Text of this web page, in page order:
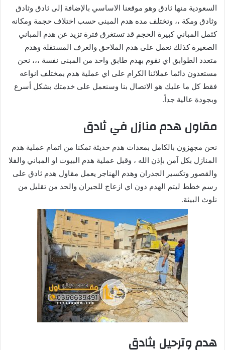
السعودية منها ثادق وهو موقعنا الاساسي بالإضافة إلى ثادق وثادق
وثادق ومكة ،، وتختلف مده هدم المبنى حسب اختلاف حجمة ومكانه
كثمل المباني كبيرة الحجم قد تستغرق فترة تزيد عن هدم المباني
الصغيرة كذلك نعمل على هدم الملاحق والغرف المستقلة وهدم
متعدد الطوابق اي نقوم بهدم طابق واحد من المبنى نفسة ،،، نحن
مستعدون دائما عملائنا الكرام على اي عملية هدم بمختلف انواعه
فقط كل ما عليك هو الاتصال بنا وسنعمل على خدمتك بشكل أسرع
وبجودة عالية جداً.
مقاول هدم منازل في ثادق
نحن مجهزون بالكامل بمعدات هدم حديثة تمكنا من اتمام عملية هدم
المنازل بكل آمن بإذن الله ، وقبل عملية هدم البيوت او المباني والفلا
والقصور وتكسير الجدران وهدم الهناجر يعمل مقاول هدم ثادق على
رسم خطط ليتم الهدم دون اي ازعاج للجيران والحد من تقليل من
تلوث البيئة.
هدم وترحيل بثادق